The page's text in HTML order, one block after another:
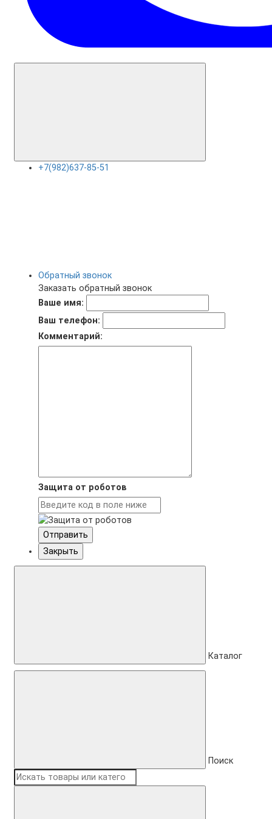
+7(982)637-85-51
Обратный звонок
Заказать обратный звонок
Ваше имя:
Ваш телефон:
Комментарий:
Защита от роботов
Отправить
Закрыть
Каталог
Поиск